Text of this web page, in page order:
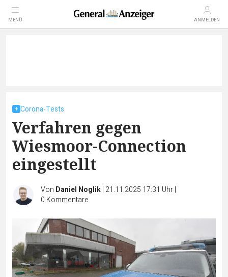
MENÜ ANMELDEN
Corona-Tests
Verfahren gegen
Wiesmoor-Connection
eingestellt
Von Daniel Noglik| 21.11.2025 17:31 Uhr|
0 Kommentare